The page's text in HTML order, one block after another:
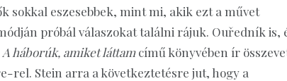
sokkal eszesebbek, mint mi, akik ezt a művet
próbál válaszokat találni rájuk. Ouředník is,
A háborúk, amiket láttamcímű könyvében ír
rel. Stein arra a következtetésre jut, hogy a